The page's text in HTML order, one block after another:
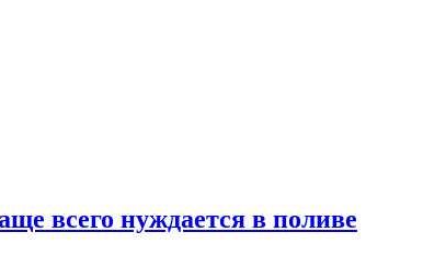
всего нуждается в поливе